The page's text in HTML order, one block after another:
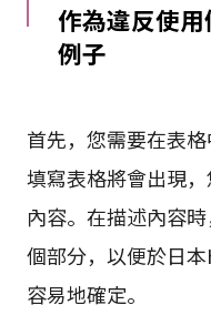
作為違反使
例子
首先，您需要在表格
填寫表格將會出現
內容。在描述內容
個部分，以便於日
容易地確定。